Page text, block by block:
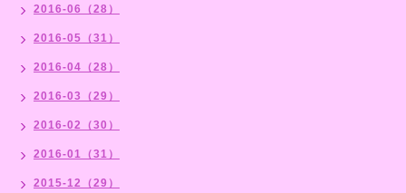
2016-06（28）
2016-05（31）
2016-04（28）
2016-03（29）
2016-02（30）
2016-01（31）
2015-12（29）